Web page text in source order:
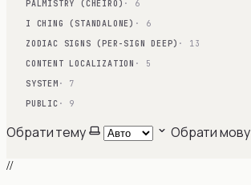
PALMISTRY (CHEIRO) · 6
I CHING (STANDALONE) · 6
ZODIAC SIGNS (PER-SIGN DEEP) · 13
CONTENT LOCALIZATION · 5
SYSTEM · 7
PUBLIC · 9
Обрати тему Обрати мову
//